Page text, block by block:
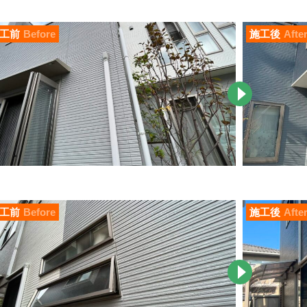
前 Before 施工後 After
前 Before 施工後 After